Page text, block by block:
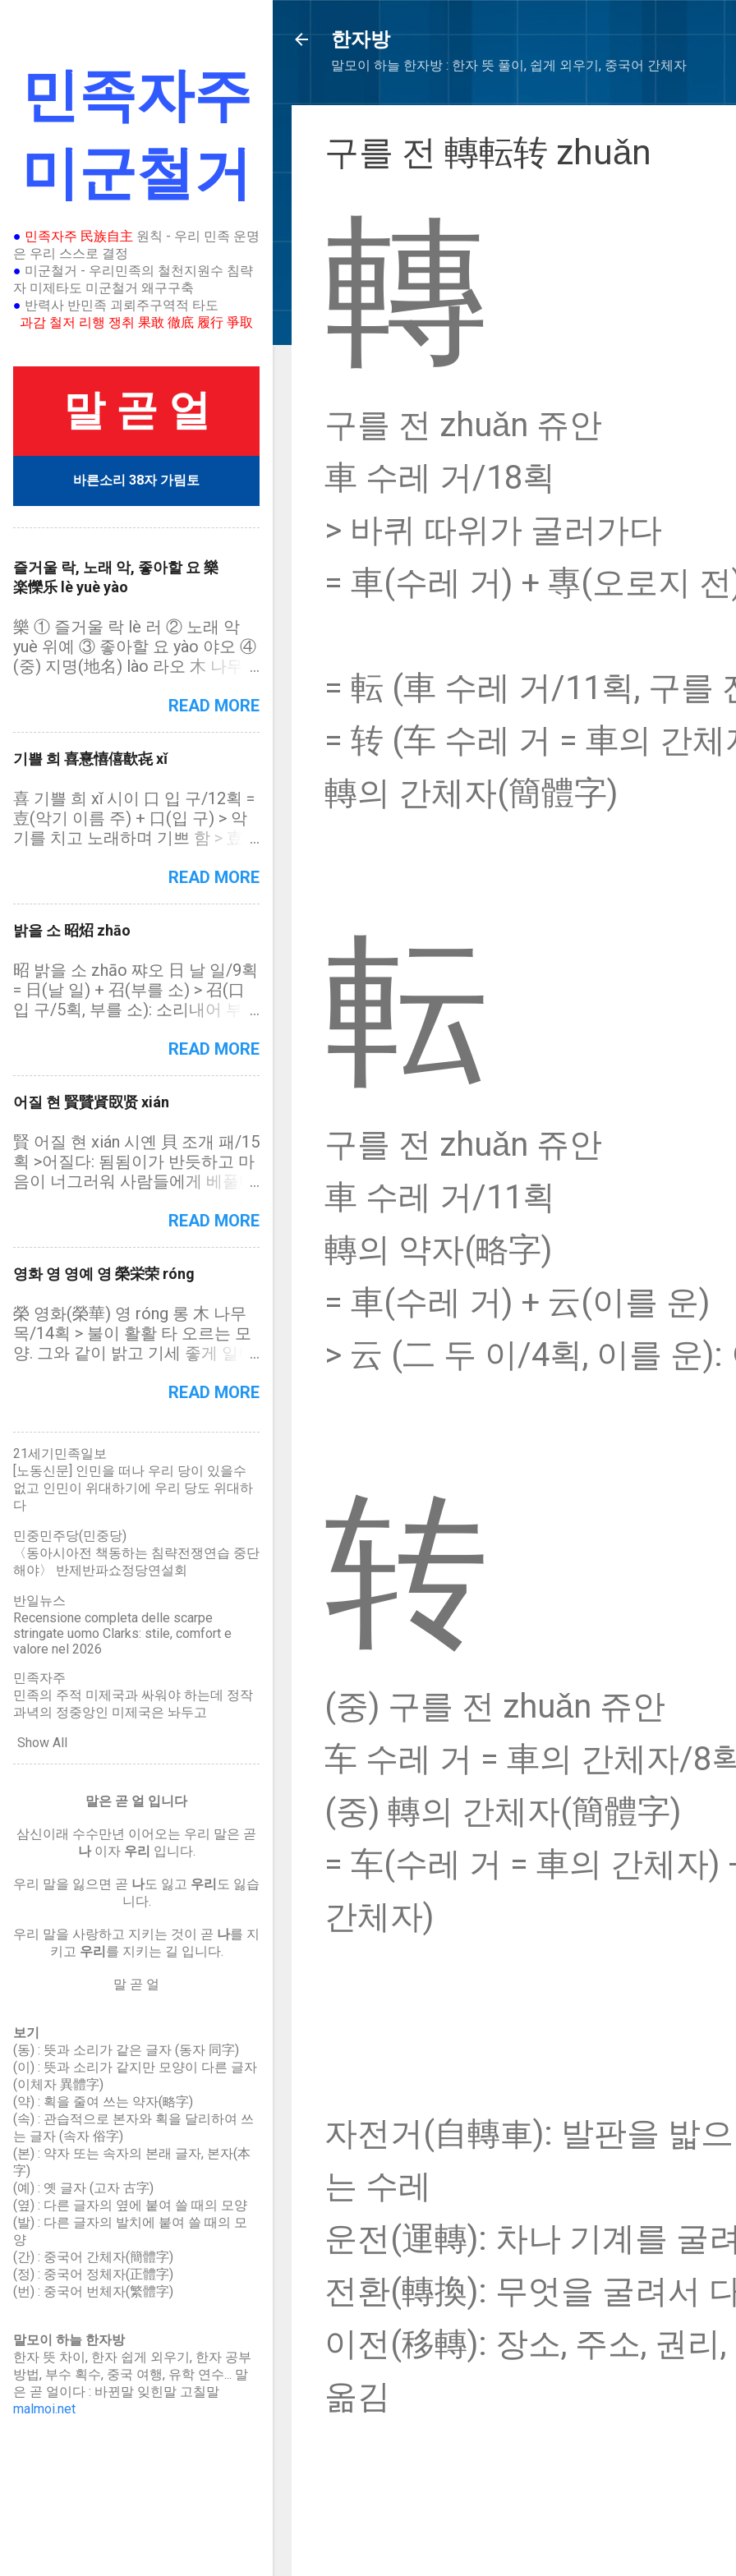
한자방
말모이 하늘 한자방 : 한자 뜻 풀이, 쉽게 외우기, 중국어 간체자
구를 전 轉転转 zhuǎn
轉
구를 전 zhuǎn 쥬안
車 수레 거/18획
> 바퀴 따위가 굴러가다
= 車(수레 거) + 專(오로지
= 転 (車 수레 거/11획, 구를
= 转 (车 수레 거 = 車의 간
轉의 간체자(簡體字)
転
구를 전 zhuǎn 쥬안
車 수레 거/11획
轉의 약자(略字)
= 車(수레 거) + 云(이를 운)
> 云 (二 두 이/4획, 이를 운):
转
(중) 구를 전 zhuǎn 쥬안
车 수레 거 = 車의 간체자/8
(중) 轉의 간체자(簡體字)
= 车(수레 거 = 車의 간체자)
간체자)
자전거(自轉車): 발판을 밟
는 수레
운전(運轉): 차나 기계를 굴
전환(轉換): 무엇을 굴려서
이전(移轉): 장소, 주소, 권
옮김
민족자주
미군철거
● 민족자주 民族自主 원칙 - 우리 민족 운명
은 우리 스스로 결정
● 미군철거 - 우리민족의 철천지원수 침략
자 미제타도 미군철거 왜구구축
● 반력사 반민족 괴뢰주구역적 타도
과감 철저 리행 쟁취 果敢 徹底 履行 爭取
말 곧 얼
바른소리 38자 가림토
즐거울 락, 노래 악, 좋아할 요 樂
楽㦡乐 lè yuè yào
樂 ① 즐거울 락 lè 러 ② 노래 악
yuè 위예 ③ 좋아할 요 yào 야오 ④
(중) 지명(地名) lào 라오 木 나무
+ 幺(작을 요) + 木(나무 목) = 楽
(同字) = 乐(丿 삐침 별/6획): 樂의
즐거울 락 lè 러, 노래 악 yuè 위예,
좋아할 요 yào 야오, (중) 지명(地
名) lào 라오 木 나무 목/13획 樂의
래 악 yuè 위예, 좋아할 요 yào 야
오, (중) 지명(地名) lào 라오 忄심
방/18획 樂과 동자(同字) = 忄(심
방 = 心 마음 심) + 樂(즐거울 락)
乐 (중) 즐거울 락 lè 러, 노래 악
yuè 위예, 좋아할 요 yào 야오, 지명
(地名) lào 라오 丿 삐침 별/6획
(중) 樂의 간체자(簡體字) 편방용
132자 음악(音樂): 노래가락 악보
(樂譜): 노래 가락을 부호로 그린
것 악학궤범(樂學軌範): 이씨조선
성종 24년(1493년)에 편찬된 노래
하고 물을 좋아한다. 산수자연을
좋아한다. 仁者樂山智者樂水 인자
요산지자요수 어진 이는 뫼를 좋아
READ MORE
기쁠 희 喜憙憘僖歖㐂 xǐ
喜 기쁠 희 xǐ 시이 口 입 구/12획 =
壴(악기 이름 주) + 口(입 구) > 악
기를 치고 노래하며 기쁘 함 > 壴
상대자: 悲 (心 마음 심/12획, 슬플
변/15획, 기쁠 희): 憙의 고자(古字)
喜와 동자(同字) = 歖 (欠 하품
흠/16획, 기쁠 희): 喜의 고자(古字)
= 㐂 (一 한 일/6획 기쁠 희, 기쁠
시이 心 마음 심/16획 喜와 동자
(同字) = 喜(기쁠 희) + 心(마음 심)
憘 기쁠 희 xǐ 시이 忄 심방변/15획
憙의 고자(古字) = 忄(심방변 = 心
마음 심) + 喜(기쁠 희) 僖 기쁠 희
xǐ 시이 亻 사람인변/14획 喜와 동
자(同字) = 亻(사람인변 = 人 사람
인) + 喜(기쁠 희) 歖 기쁠 희 xǐ 시
이 欠 하품 흠/16획 喜의 고자(古
字) = 喜(기쁠 희) + 欠(하품 흠) >
欠 (欠 하품 흠/4획, 부수자, 하품
흠): 하품하다 㐂 ① 기쁠 희 : 喜와
획 = 七(일곱 칠) + 七(일곱 칠) +
七(일곱 칠) 희비(喜悲): 기쁨과 슬
픔 희열(喜悅): 기쁘고 기쁨 환희
READ MORE
밝을 소 昭炤 zhāo
昭 밝을 소 zhāo 쨔오 日 날 일/9획
= 日(날 일) + 召(부를 소) > 召(口
입 구/5획, 부를 소): 소리내어 부르
와 동자(同字) 炤 밝을 소 zhāo 쨔
= 炤炤): 밝고 밝음 소소령령(昭昭
READ MORE
어질 현 賢贒䝨臤贤 xián
賢 어질 현 xián 시옌 貝 조개 패/15
획 >어질다: 됨됨이가 반듯하고 마
음이 너그러워 사람들에게 베풀다
(신하 신) + 又(또 우) + 貝(조개
패/11획, 어질 현): 賢의 략자(略字)
의 간체자(簡體字) 贒 어질 현 xián
시옌 貝 조개 패/21획 賢의 고자
(古字) = 臣(신하 신) + 忠(충성 충)
貝 조개 패/11획 賢의 략자(略字)
획 賢과 동자(同字) = 臣(신하 신) +
又(또 우) 贤 어질 현 xián 시옌 贝 =
貝 조개 패의 간체자/8획 賢의 간
체자(簡體字) 어질현(賢) 머리 (중)
어질현 머리 (臤)의 간체자(簡體
字) 간화편방 14자: 독자적으로 쓰
이지는 않고, 다른 글자에 붙여 쓰
기만 하는 간체자
READ MORE
영화 영 영예 영 榮栄荣 róng
榮 영화(榮華) 영 róng 롱 木 나무
목/14획 > 불이 활활 타 오르는 모
양. 그와 같이 밝고 기세 좋게 일어
화) + 火(불 화) + 冖(민갓머리 = 冪
무 목/9획, 영화 영): 榮의 약자(略
字) = 荣 (木 나무 목/9획, 영화 영):
榮의 속자(俗字). 榮의 간체자(簡體
字) = 榮에서 아래 木을 뺀 위 머리
부분을 "영화 영 머리'라 함 = (중)
荣에서 아래 木을 뺀 위 머리 부분
을 "영화 영 머리'라 함 栄 영화(榮
華) 영 róng 롱 木 나무 목/9획 榮
róng 롱 木 나무 목/9획 榮의 속자
(俗字). 榮의 간체자(簡體字) = 艹
(풀초머리 = 草 풀 초) + 冖(민갓머
리 = 冪 덮을 멱) + 木(나무 목) 영
화 영 머리 > 榮에서 아래 木을 뺀
위 머리 부분을 "영화 영 머리'라 함
자의 머리 우에 얹어 씀. (중) 영화
영 머리 > 荣아래 木을 뺀 위 머리
편방 14자: 독자적인 글자가 아니
고, 다른 글자의 머리 우에 얹어 씀.
READ MORE
21세기민족일보
[노동신문] 인민을 떠나 우리 당이 있을수
없고 인민이 위대하기에 우리 당도 위대하
다
민중민주당(민중당)
〈동아시아전 책동하는 침략전쟁연습 중단
해야〉 반제반파쇼정당연설회
반일뉴스
Recensione completa delle scarpe
stringate uomo Clarks: stile, comfort e
valore nel 2026
민족자주
민족의 주적 미제국과 싸워야 하는데 정작
과녁의 정중앙인 미제국은 놔두고
Show All
말은 곧 얼 입니다
삼신이래 수수만년 이어오는 우리 말은 곧
나이자 우리 입니다.
우리 말을 잃으면 곧 나도 잃고 우리도 잃습
니다.
우리 말을 사랑하고 지키는 것이 곧 나를 지
키고 우리를 지키는 길 입니다.
말 곧 얼
보기
(동) : 뜻과 소리가 같은 글자 (동자 同字)
(이) : 뜻과 소리가 같지만 모양이 다른 글자
(이체자 異體字)
(약) : 획을 줄여 쓰는 약자(略字)
(속) : 관습적으로 본자와 획을 달리하여 쓰
는 글자 (속자 俗字)
(본) : 약자 또는 속자의 본래 글자, 본자(本
字)
(예) : 옛 글자 (고자 古字)
(옆) : 다른 글자의 옆에 붙여 쓸 때의 모양
(발) : 다른 글자의 발치에 붙여 쓸 때의 모
양
(간) : 중국어 간체자(簡體字)
(정) : 중국어 정체자(正體字)
(번) : 중국어 번체자(繁體字)
말모이 하늘 한자방
한자 뜻 차이, 한자 쉽게 외우기, 한자 공부
방법, 부수 획수, 중국 여행, 유학 연수... 말
은 곧 얼이다 : 바뀐말 잊힌말 고칠말
malmoi.net